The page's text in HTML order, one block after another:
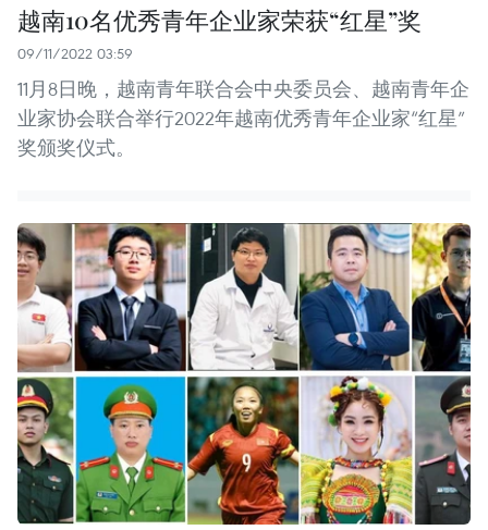
越南10名优秀青年企业家荣获“红星”奖
09/11/2022 03:59
11月8日晚，越南青年联合会中央委员会、越南青年企
业家协会联合举行2022年越南优秀青年企业家“红星”
奖颁奖仪式。